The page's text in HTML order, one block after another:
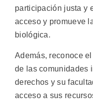
participación justa y
acceso y promueve
biológica.
Además, reconoce
de las comunidades
derechos y su
acceso a sus